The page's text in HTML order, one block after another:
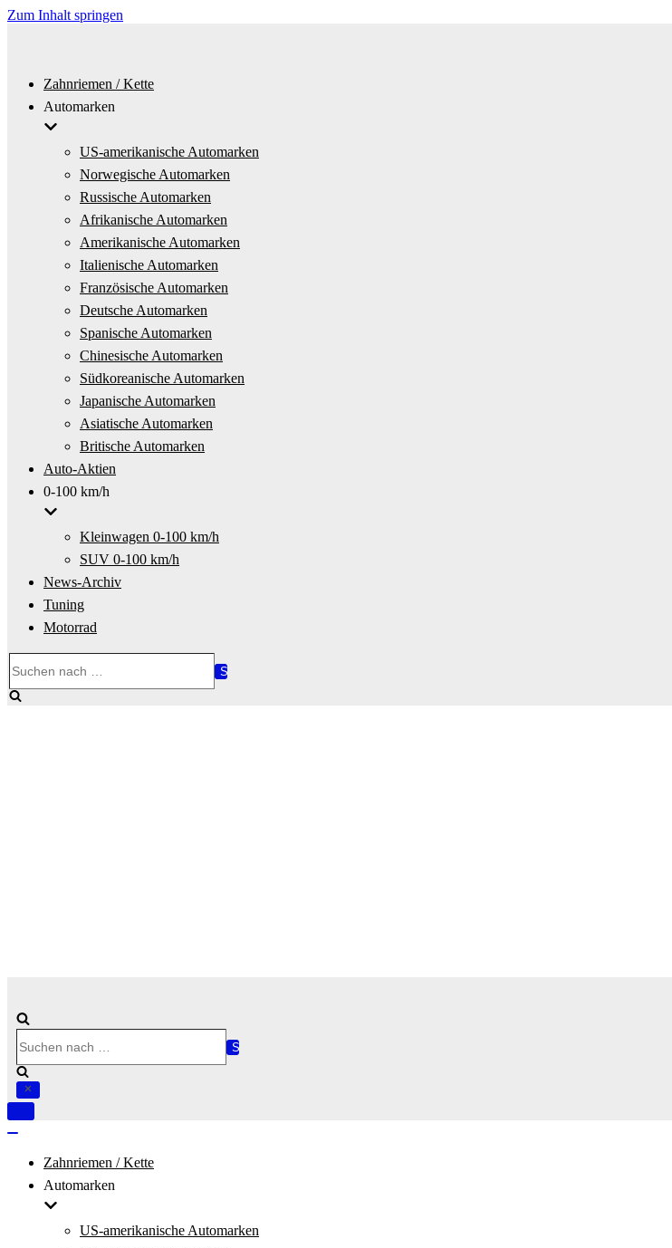
Zum Inhalt springen
Zahnriemen / Kette
Automarken
US-amerikanische Automarken
Norwegische Automarken
Russische Automarken
Afrikanische Automarken
Amerikanische Automarken
Italienische Automarken
Französische Automarken
Deutsche Automarken
Spanische Automarken
Chinesische Automarken
Südkoreanische Automarken
Japanische Automarken
Asiatische Automarken
Britische Automarken
Auto-Aktien
0-100 km/h
Kleinwagen 0-100 km/h
SUV 0-100 km/h
News-Archiv
Tuning
Motorrad
nach …
nach …
Navigation
Zahnriemen / Kette
Automarken
US-amerikanische Automarken